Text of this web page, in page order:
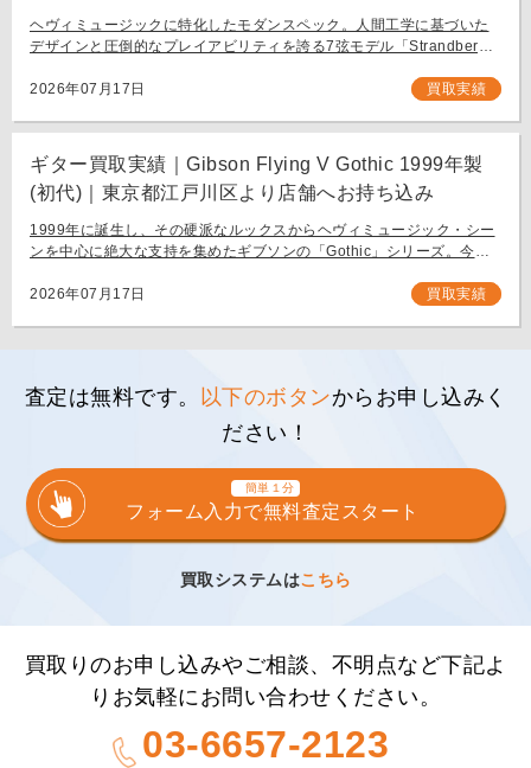
ヘヴィミュージックに特化したモダンスペック。人間工学に基づいた
デザインと圧倒的なプレイアビリティを誇る7弦モデル「Strandberg
タリスト […]
2026年07月17日 買取実績
ギター買取実績｜Gibson Flying V Gothic 1999年製
(初代)｜東京都江戸川区より店舗へお持ち込み
1999年に誕生し、その硬派なルックスからヘヴィミュージック・シー
ンを中心に絶大な支持を集めたギブソンの「Gothic」シリーズ。今回
[…]
2026年07月17日 買取実績
査定は無料です。 以下のボタンからお申し込みく
ださい！
簡単１分
フォーム入力で無料査定スタート
買取システムはこちら
買取りのお申し込みやご相談、不明点など下記よ
りお気軽にお問い合わせください。
03-6657-2123